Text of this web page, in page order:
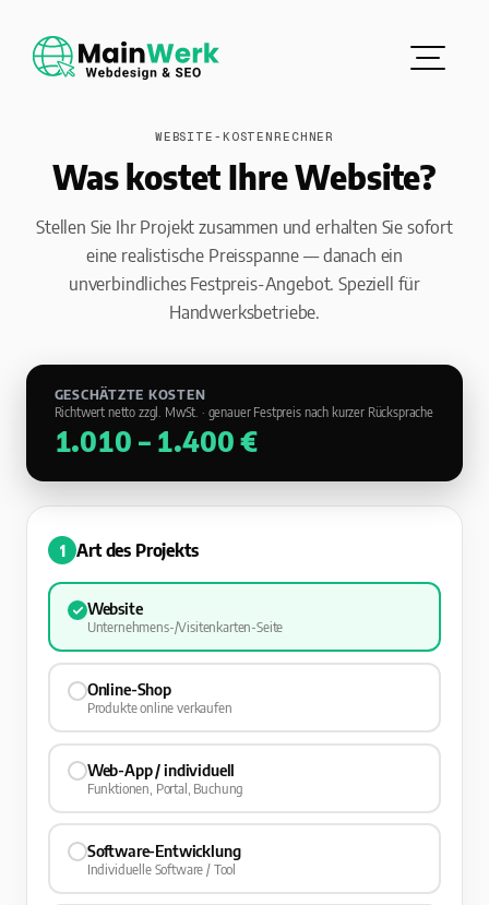
WEBSITE-KOSTENRECHNER
Was kostet Ihre Website?
Stellen Sie Ihr Projekt zusammen und erhalten Sie sofort
eine realistische Preisspanne — danach ein
unverbindliches Festpreis-Angebot. Speziell für
Handwerksbetriebe.
GESCHÄTZTE KOSTEN
Richtwert netto zzgl. MwSt. · genauer Festpreis nach kurzer Rücksprache
1.010 – 1.400 €
1 Art des Projekts
Website
Unternehmens-/Visitenkarten-Seite
Online-Shop
Produkte online verkaufen
Web-App / individuell
Funktionen, Portal, Buchung
Software-Entwicklung
Individuelle Software / Tool